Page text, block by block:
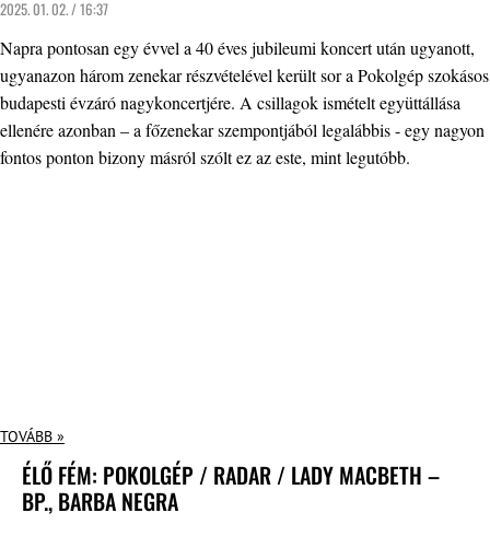
2025. 01. 02. / 16:37
Napra pontosan egy évvel a 40 éves jubileumi koncert után ugyanott,
ugyanazon három zenekar részvételével került sor a Pokolgép szokásos
budapesti évzáró nagykoncertjére. A csillagok ismételt együttállása
ellenére azonban – a főzenekar szempontjából legalábbis - egy nagyon
fontos ponton bizony másról szólt ez az este, mint legutóbb.
TOVÁBB »
ÉLŐ FÉM: POKOLGÉP / RADAR / LADY MACBETH –
BP., BARBA NEGRA